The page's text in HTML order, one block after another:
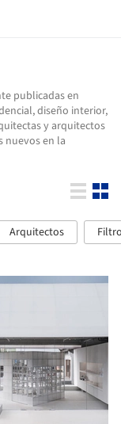
publicadas en
diseño interior,
y arquitectos
nuevos en la
Arquitectos